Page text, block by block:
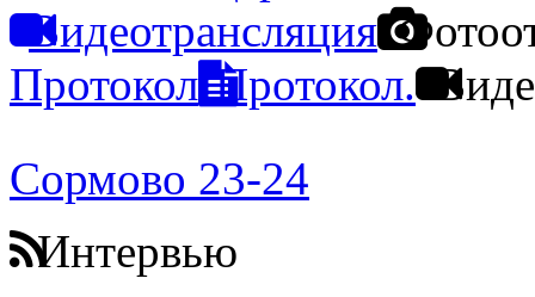
Видеотрансляция
Протокол Протокол.
Сормово 23-24
Интервью